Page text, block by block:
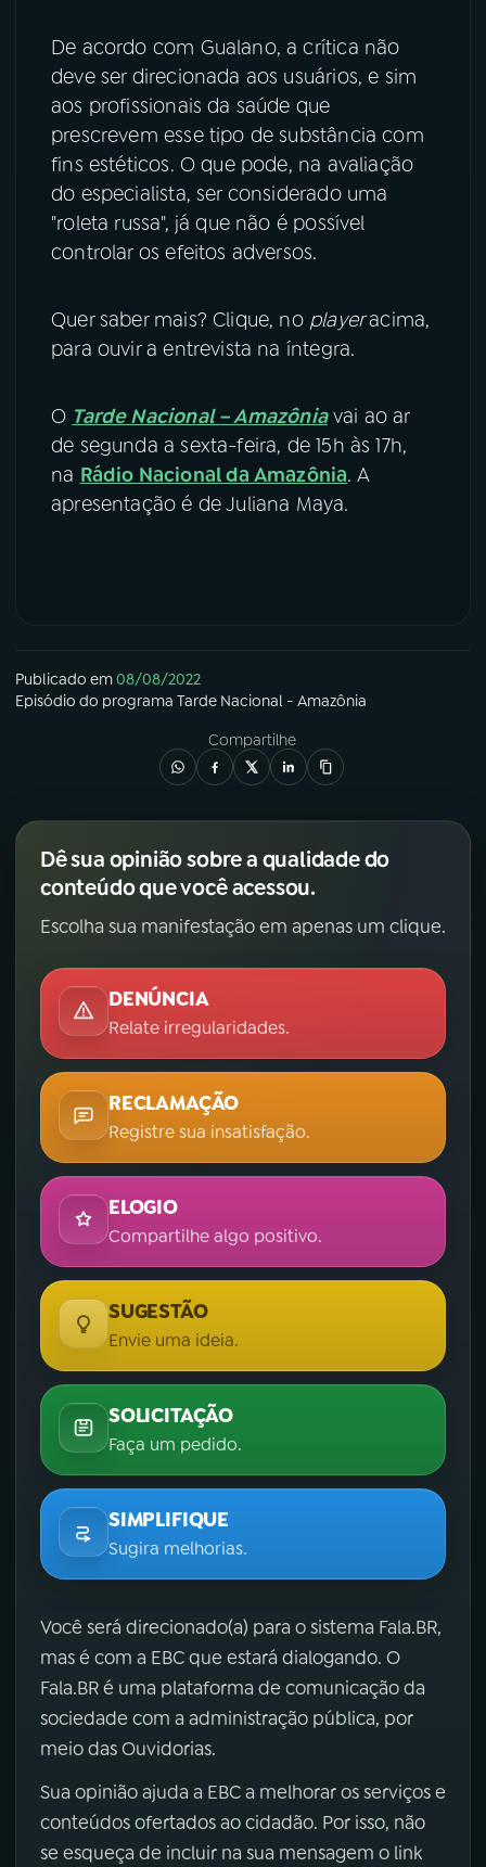
De acordo com Gualano, a crítica não
deve ser direcionada aos usuários, e sim
aos profissionais da saúde que
prescrevem esse tipo de substância com
fins estéticos. O que pode, na avaliação
do especialista, ser considerado uma
"roleta russa", já que não é possível
controlar os efeitos adversos.
Quer saber mais? Clique, no playeracima,
para ouvir a entrevista na íntegra.
O Tarde Nacional – Amazôniavai ao ar
de segunda a sexta-feira, de 15h às 17h,
na Rádio Nacional da Amazônia. A
apresentação é de Juliana Maya.
Publicado em08/08/2022
Episódio do programa Tarde Nacional - Amazônia
Compartilhe
Dê sua opinião sobre a qualidade do
conteúdo que você acessou.
Escolha sua manifestação em apenas um clique.
DENÚNCIA
Relate irregularidades.
RECLAMAÇÃO
Registre sua insatisfação.
ELOGIO
Compartilhe algo positivo.
SUGESTÃO
Envie uma ideia.
SOLICITAÇÃO
Faça um pedido.
SIMPLIFIQUE
Sugira melhorias.
Você será direcionado(a) para o sistema Fala.BR,
mas é com a EBC que estará dialogando. O
Fala.BR é uma plataforma de comunicação da
sociedade com a administração pública, por
meio das Ouvidorias.
Sua opinião ajuda a EBC a melhorar os serviços e
conteúdos ofertados ao cidadão. Por isso, não
se esqueça de incluir na sua mensagem o link